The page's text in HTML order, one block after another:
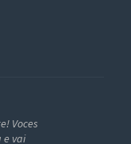
Voces
e vai